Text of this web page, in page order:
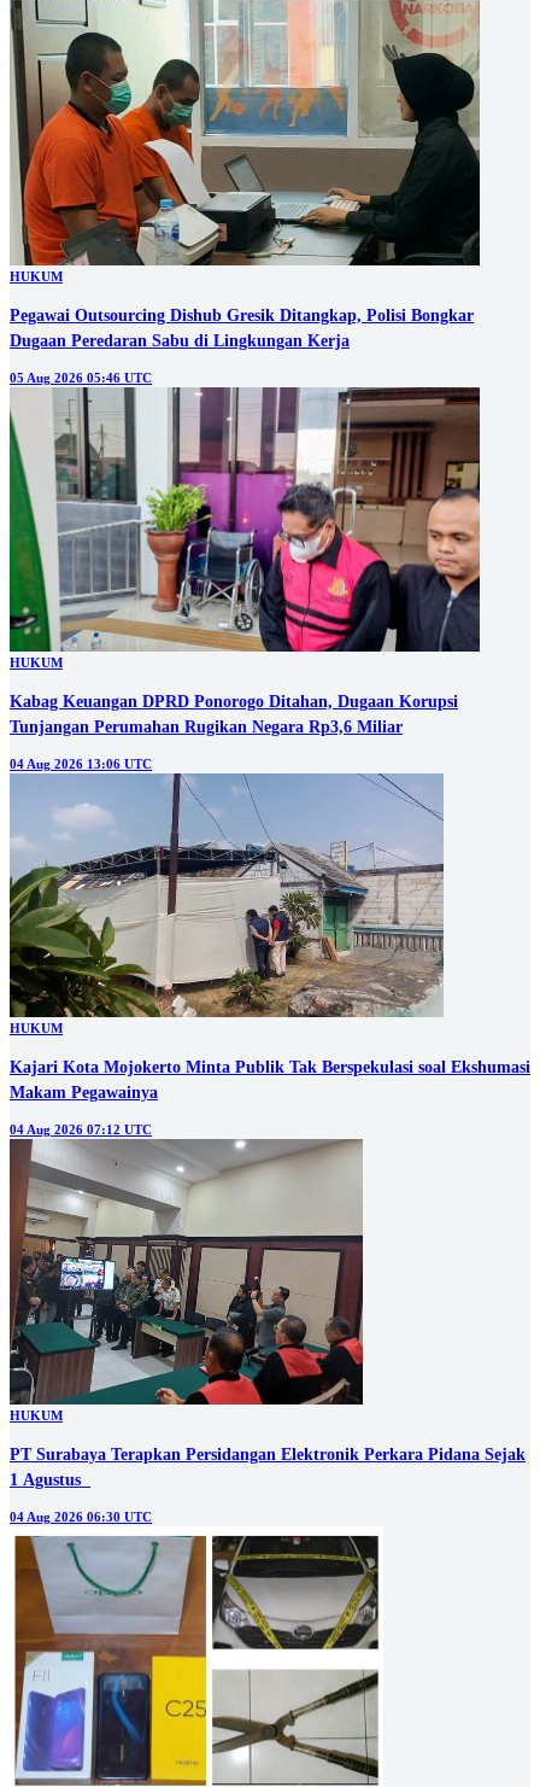
HUKUM
Pegawai Outsourcing Dishub Gresik Ditangkap, Polisi Bongkar
Dugaan Peredaran Sabu di Lingkungan Kerja
05 Aug 2026 05:46 UTC
HUKUM
Kabag Keuangan DPRD Ponorogo Ditahan, Dugaan Korupsi
Tunjangan Perumahan Rugikan Negara Rp3,6 Miliar
04 Aug 2026 13:06 UTC
HUKUM
Kajari Kota Mojokerto Minta Publik Tak Berspekulasi soal Ekshumasi
Makam Pegawainya
04 Aug 2026 07:12 UTC
HUKUM
PT Surabaya Terapkan Persidangan Elektronik Perkara Pidana Sejak
1 Agustus
04 Aug 2026 06:30 UTC